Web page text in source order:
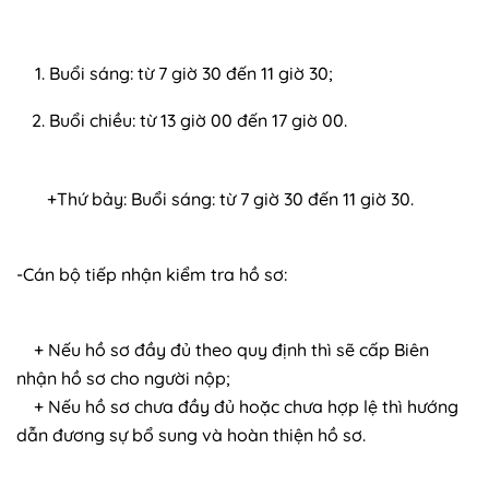
Buổi sáng: từ 7 giờ 30 đến 11 giờ 30;
Buổi chiều: từ 13 giờ 00 đến 17 giờ 00.
+Thứ bảy: Buổi sáng: từ 7 giờ 30 đến 11 giờ 30.
-Cán bộ tiếp nhận kiểm tra hồ sơ:
+ Nếu hồ sơ đầy đủ theo quy định thì sẽ cấp Biên
nhận hồ sơ cho người nộp;
+ Nếu hồ sơ chưa đầy đủ hoặc chưa hợp lệ thì hướng
dẫn đương sự bổ sung và hoàn thiện hồ sơ.